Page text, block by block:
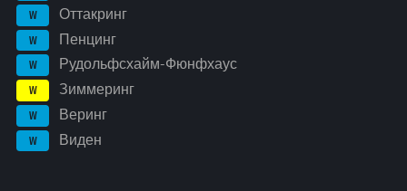
W Оттакринг
W Пенцинг
W Рудольфсхайм-Фюнфхаус
W Зиммеринг
W Веринг
W Виден